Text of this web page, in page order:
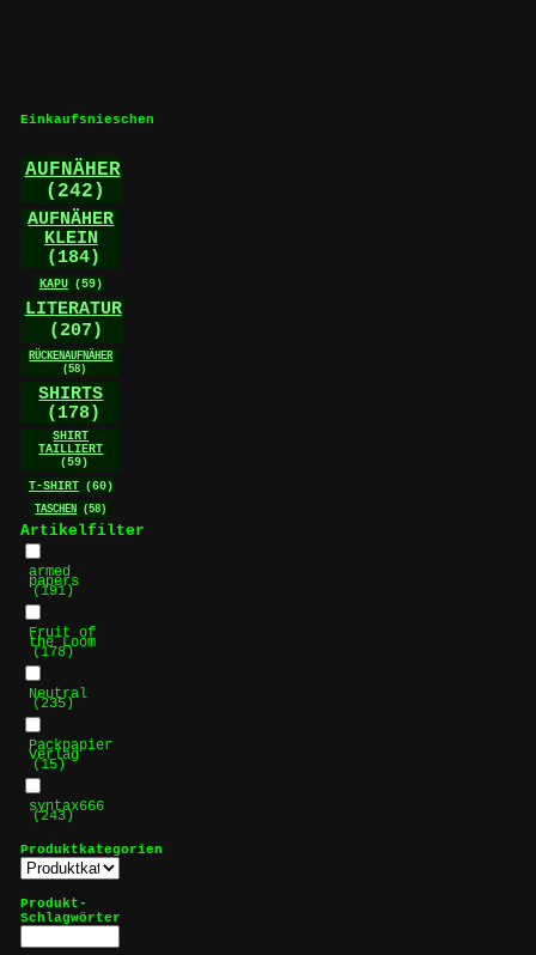
Einkaufsnieschen
AUFNÄHER
(242)
AUFNÄHER
KLEIN
(184)
KAPU (59)
LITERATUR
(207)
RÜCKENAUFNÄHER
(58)
SHIRTS
(178)
SHIRT
TAILLIERT
(59)
T-SHIRT (60)
TASCHEN
(58)
Artikelfilter
armed
papers
(191)
Fruit of
the Loom
(178)
Neutral
(235)
Packpapier
Verlag
(15)
syntax666
(243)
Produktkategorien
Produkt-
Schlagwörter